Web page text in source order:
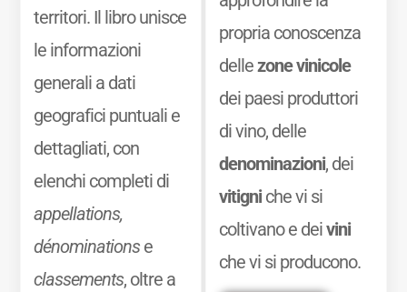
territori. Il libro unisce
le informazioni
generali a dati
geografici puntuali e
dettagliati, con
elenchi completi di
appellations,
dénominationse
classements, oltre a
propria conoscenza
dellezone vinicole
dei paesi produttori
di vino, delle
denominazioni, dei
vitigniche vi si
coltivano e deivini
che vi si producono.